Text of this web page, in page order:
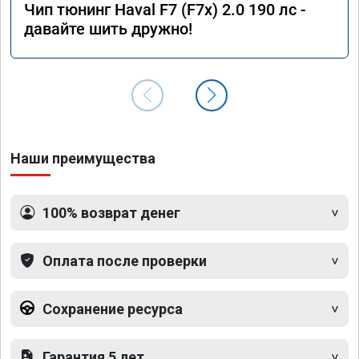
Спасибо большое ещё раз, дай бог здоровья
таким людям!!! У них кстати филиалы есть в
Чип тюнинг Haval F7 (F7x) 2.0 190 лс -
давайте шить дружно!
Наши преимущества
100% возврат денег
Оплата после проверки
Сохранение ресурса